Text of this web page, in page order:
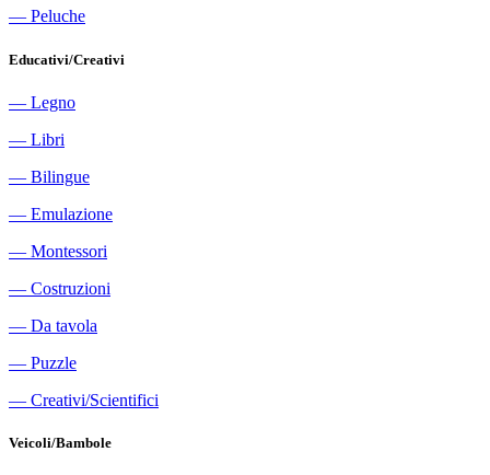
― Peluche
Educativi/Creativi
― Legno
― Libri
― Bilingue
― Emulazione
― Montessori
― Costruzioni
― Da tavola
― Puzzle
― Creativi/Scientifici
Veicoli/Bambole